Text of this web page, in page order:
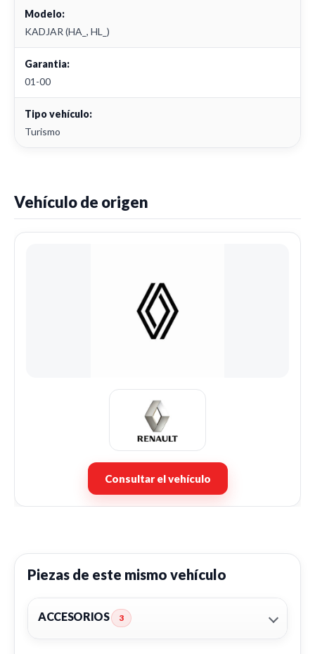
Modelo:
KADJAR (HA_, HL_)
Garantia:
01-00
Tipo vehículo:
Turismo
Vehículo de origen
Consultar el vehículo
Piezas de este mismo vehículo
ACCESORIOS 3